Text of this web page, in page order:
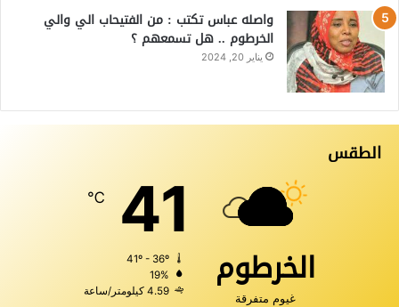
واصله عباس تكتب : من الفتيحاب الي والي
الخرطوم .. هل تسمعهم ؟
يناير 20, 2024
الطقس
الخرطوم
غيوم متفرقة
41
℃
19%
4.59 كيلومتر/ساعة